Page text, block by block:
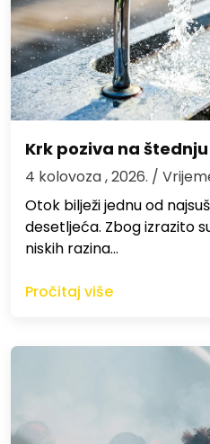
Krk poziva na
4 kolovoza , 2026. /
Otok bilježi jednu od
desetljeća. Zbog izrazito
niskih razina…
Pročitaj više